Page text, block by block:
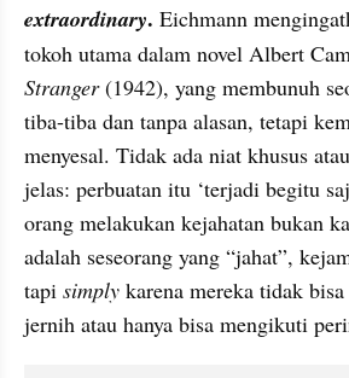
extraordinary. Eichmann
tokoh utama dalam novel Albert
Stranger (1942), yang membunuh
tiba-tiba dan tanpa alasan, tetapi
menyesal. Tidak ada niat khusus
jelas: perbuatan itu ‘terjadi begitu
orang melakukan kejahatan bukan
adalah seseorang yang “jahat”,
tapi simply karena mereka tidak
jernih atau hanya bisa mengikuti